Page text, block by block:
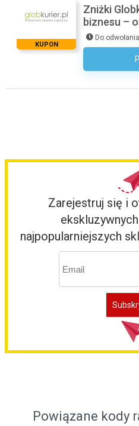
KUPON
Zniżki
biznesu –
Do odwołania
Zarejestruj się i
najpopularniejszych
Powiązane kody